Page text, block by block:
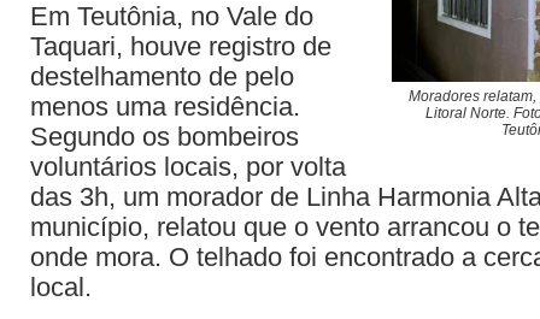
Moradores
Litoral Norte.
Em Teutônia, no Vale do
Taquari, houve registro de
destelhamento de pelo
menos uma residência.
Segundo os bombeiros
voluntários locais, por volta
das 3h, um morador de Linha Harmonia
município, relatou que o vento arrancou o
onde mora. O telhado foi encontrado a
local.